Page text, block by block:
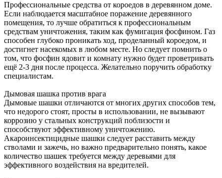
Профессиональные средства от короедов в деревянном доме.
Если наблюдается масштабное поражение деревянного
помещения, то лучше обратиться к профессиональным
средствам уничтожения, таким как фумигация фосфином. Газ
способен глубоко проникать ход, проделанный короедом, и
достигнет насекомых в любом месте. Но следует помнить о
том, что фосфин ядовит и комнату нужно будет проветривать
ещё 2-3 дня после процесса. Желательно поручить обработку
специалистам.
Дымовая шашка против врага
Дымовые шашки отличаются от многих других способов тем,
что недорого стоят, просты в использовании, не вызывают
коррозию у стальных конструкций поблизости и
способствуют эффективному уничтожению.
Акароинсектицидные шашки следует расставить между
стволами и зажечь, но важно предварительно понять, какое
количество шашек требуется между деревьями для
эффективного воздействия на вредителей.